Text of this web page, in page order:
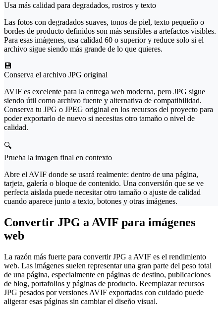
Usa más calidad para degradados, rostros y texto
Las fotos con degradados suaves, tonos de piel, texto pequeño o
bordes de producto definidos son más sensibles a artefactos visibles.
Para esas imágenes, usa calidad 60 o superior y reduce solo si el
archivo sigue siendo más grande de lo que quieres.
💾
Conserva el archivo JPG original
AVIF es excelente para la entrega web moderna, pero JPG sigue
siendo útil como archivo fuente y alternativa de compatibilidad.
Conserva tu JPG o JPEG original en los recursos del proyecto para
poder exportarlo de nuevo si necesitas otro tamaño o nivel de
calidad.
🔍
Prueba la imagen final en contexto
Abre el AVIF donde se usará realmente: dentro de una página,
tarjeta, galería o bloque de contenido. Una conversión que se ve
perfecta aislada puede necesitar otro tamaño o ajuste de calidad
cuando aparece junto a texto, botones y otras imágenes.
Convertir JPG a AVIF para imágenes
web
La razón más fuerte para convertir JPG a AVIF es el rendimiento
web. Las imágenes suelen representar una gran parte del peso total
de una página, especialmente en páginas de destino, publicaciones
de blog, portafolios y páginas de producto. Reemplazar recursos
JPG pesados por versiones AVIF exportadas con cuidado puede
aligerar esas páginas sin cambiar el diseño visual.